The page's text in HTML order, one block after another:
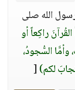
الله صلى
راكِعاً أو
وأمَّا السُّجودُ،
لكم)[